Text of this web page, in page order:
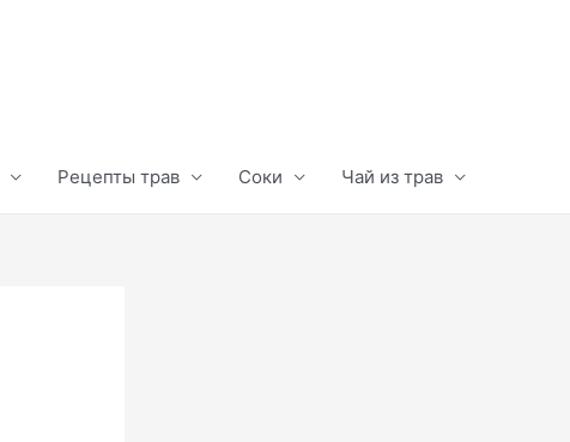
Рецепты трав Соки Чай из трав